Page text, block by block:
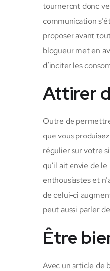
tourneront donc
communication
proposer avant
blogueur met en
d’inciter les
Attirer
Outre de
que vous
régulier sur votre
qu’il ait envie de
enthousiastes et
de celui-ci
peut aussi parler
Être
Avec un article de